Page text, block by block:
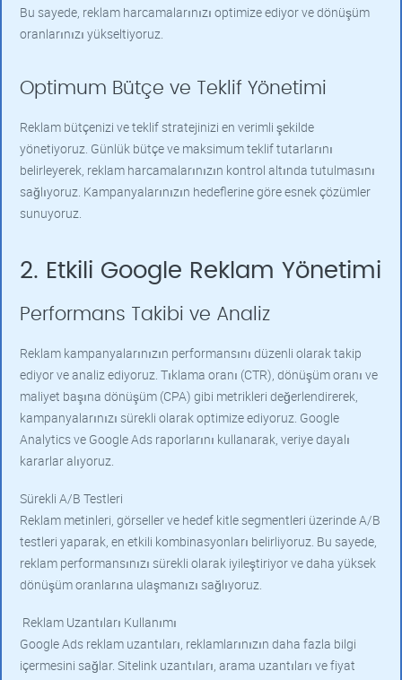
Bu sayede, reklam harcamalarınızı optimize ediyor ve dönüşüm
oranlarınızı yükseltiyoruz.
Optimum Bütçe ve Teklif Yönetimi
Reklam bütçenizi ve teklif stratejinizi en verimli şekilde
yönetiyoruz. Günlük bütçe ve maksimum teklif tutarlarını
belirleyerek, reklam harcamalarınızın kontrol altında tutulmasını
sağlıyoruz. Kampanyalarınızın hedeflerine göre esnek çözümler
sunuyoruz.
2. Etkili Google Reklam Yönetimi
Performans Takibi ve Analiz
Reklam kampanyalarınızın performansını düzenli olarak takip
ediyor ve analiz ediyoruz. Tıklama oranı (CTR), dönüşüm oranı ve
maliyet başına dönüşüm (CPA) gibi metrikleri değerlendirerek,
kampanyalarınızı sürekli olarak optimize ediyoruz. Google
Analytics ve Google Ads raporlarını kullanarak, veriye dayalı
kararlar alıyoruz.
Sürekli A/B Testleri
Reklam metinleri, görseller ve hedef kitle segmentleri üzerinde A/B
testleri yaparak, en etkili kombinasyonları belirliyoruz. Bu sayede,
reklam performansınızı sürekli olarak iyileştiriyor ve daha yüksek
dönüşüm oranlarına ulaşmanızı sağlıyoruz.
Reklam Uzantıları Kullanımı
Google Ads reklam uzantıları, reklamlarınızın daha fazla bilgi
içermesini sağlar. Sitelink uzantıları, arama uzantıları ve fiyat